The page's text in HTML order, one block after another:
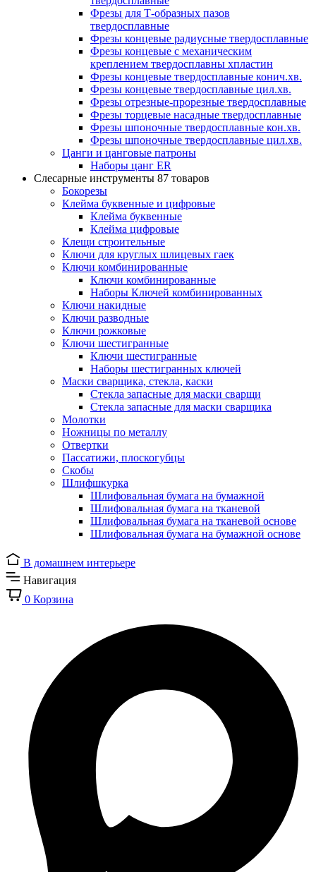
Фрезы для Т-образных пазов
твердосплавные
Фрезы концевые радиусные твердосплавные
Фрезы концевые с механическим
креплением твердосплавны хпластин
Фрезы концевые твердосплавные конич.хв.
Фрезы концевые твердосплавные цил.хв.
Фрезы отрезные-прорезные твердосплавные
Фрезы торцевые насадные твердосплавные
Фрезы шпоночные твердосплавные кон.хв.
Фрезы шпоночные твердосплавные цил.хв.
Цанги и цанговые патроны
Наборы цанг ER
Слесарные инструменты 87 товаров
Бокорезы
Клейма буквенные и цифровые
Клейма буквенные
Клейма цифровые
Клещи строительные
Ключи для круглых шлицевых гаек
Ключи комбинированные
Ключи комбинированные
Наборы Ключей комбинированных
Ключи накидные
Ключи разводные
Ключи рожковые
Ключи шестигранные
Ключи шестигранные
Наборы шестигранных ключей
Маски сварщика, стекла, каски
Стекла запасные для маски сварщи
Стекла запасные для маски сварщика
Молотки
Ножницы по металлу
Отвертки
Пассатижи, плоскогубцы
Скобы
Шлифшкурка
Шлифовальная бумага на бумажной
Шлифовальная бумага на тканевой
Шлифовальная бумага на тканевой основе
Шлифовальная бумага на бумажной основе
В домашнем интерьере
Навигация
0 Корзина